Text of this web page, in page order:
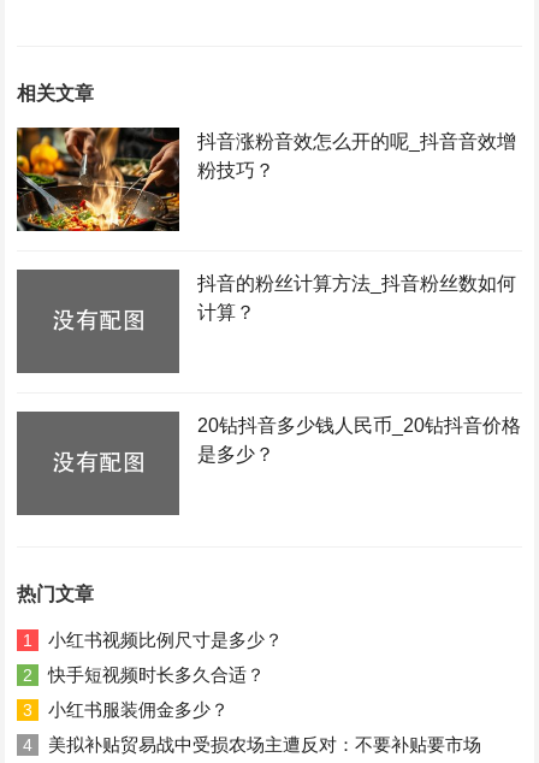
相关文章
抖音涨粉音效怎么开的呢_抖音音效增
粉技巧？
抖音的粉丝计算方法_抖音粉丝数如何
计算？
20钻抖音多少钱人民币_20钻抖音价格
是多少？
热门文章
1 小红书视频比例尺寸是多少？
2 快手短视频时长多久合适？
3 小红书服装佣金多少？
4 美拟补贴贸易战中受损农场主遭反对：不要补贴要市场